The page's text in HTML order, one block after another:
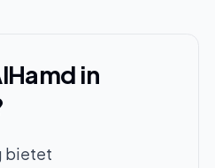
in
bietet